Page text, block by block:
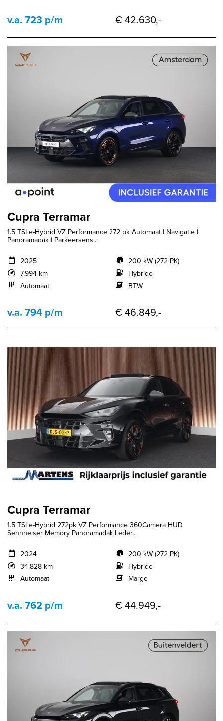
v.a. 723 p/m € 42.630,-
Cupra Terramar
1.5 TSI e-Hybrid VZ Performance 272 pk Automaat | Navigatie |
Panoramadak | Parkeersens...
2025
7.994 km
Automaat
200 kW (272 PK)
Hybride
BTW
v.a. 794 p/m € 46.849,-
Cupra Terramar
1.5 TSI e-Hybrid 272pk VZ Performance 360Camera HUD
Sennheiser Memory Panoramadak Leder...
2024
34.828 km
Automaat
200 kW (272 PK)
Hybride
Marge
v.a. 762 p/m € 44.949,-